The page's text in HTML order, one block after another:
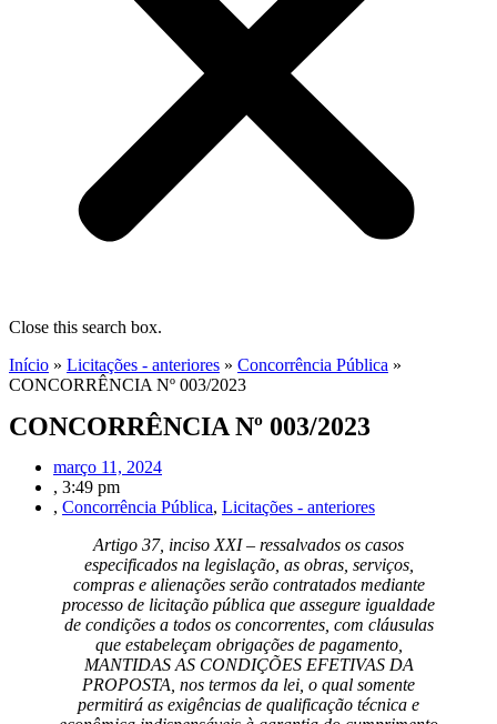
Close this search box.
Início » Licitações - anteriores » Concorrência Pública »
CONCORRÊNCIA Nº 003/2023
CONCORRÊNCIA Nº 003/2023
março 11, 2024
, 3:49 pm
, Concorrência Pública, Licitações - anteriores
Artigo 37, inciso XXI – ressalvados os casos
especificados na legislação, as obras, serviços,
compras e alienações serão contratados mediante
processo de licitação pública que assegure igualdade
de condições a todos os concorrentes, com cláusulas
que estabeleçam obrigações de pagamento,
MANTIDAS AS CONDIÇÕES EFETIVAS DA
PROPOSTA, nos termos da lei, o qual somente
permitirá as exigências de qualificação técnica e